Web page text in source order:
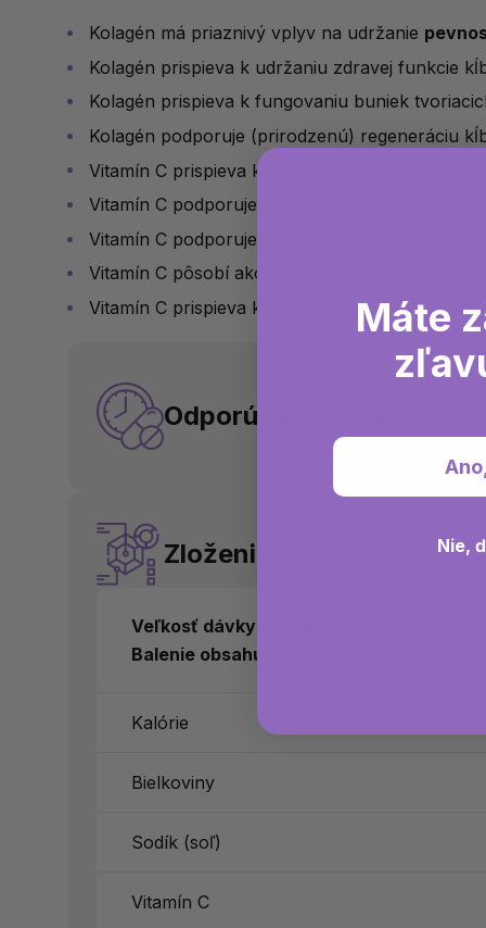
Kolagén má priaznivý vplyv na udržanie
Kolagén prispieva k udržaniu zdravej funkcie
Kolagén prispieva k fungovaniu buniek
Kolagén podporuje (prirodzenú) regeneráciu
Vitamín C prispieva k správnej tvorbe
Vitamín C podporuje tak funkciu krvných ciev,
Vitamín C podporuje funkciu
Vitamín C pôsobí ako
Vitamín C prispieva k normálnej
nervovej a
Odporúčané dávkovanie
Zloženie
Veľkosť dávky: 6 kapsúl
Balenie obsahuje: 41 dávok
Kalórie
Bielkoviny
Sodík (soľ)
Vitamín C
Máte
Nie,